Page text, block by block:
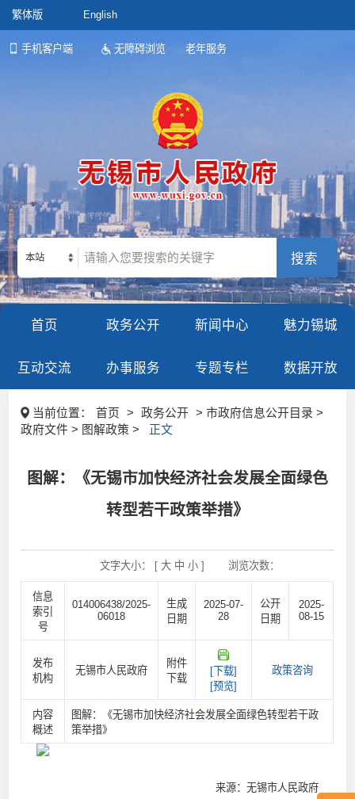
繁体版 English
手机客户端 无障碍浏览 老年服务
本站
首页 政务公开 新闻中心 魅力锡城
互动交流 办事服务 专题专栏 数据开放
当前位置： 首页 > 政务公开
> 市政府信息公开目录 >
政府文件 > 图解政策 >
正文
图解：《无锡市加快经济社会发展全面绿色
转型若干政策举措》
文字大小： [ 大 中 小] 浏览次数：
信息
索引
号
014006438/2025-
06018
生成
日期
2025-07-
28
公开
日期
2025-
08-15
发布
机构
无锡市人民政府
附件
下载
[下载]
[预览]
政策咨询
内容
概述
图解：《无锡市加快经济社会发展全面绿色转型若干政
策举措》
来源：无锡市人民政府